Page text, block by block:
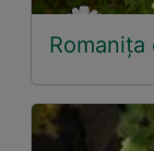
Romanița